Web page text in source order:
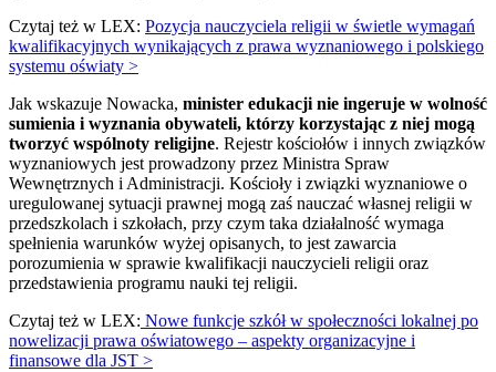
Czytaj też w LEX: Pozycja nauczyciela religii w świetle wymagań
kwalifikacyjnych wynikających z prawa wyznaniowego i polskiego
systemu oświaty >
Jak wskazuje Nowacka, minister edukacji nie ingeruje w wolność
sumienia i wyznania obywateli, którzy korzystając z niej mogą
tworzyć wspólnoty religijne. Rejestr kościołów i innych związków
wyznaniowych jest prowadzony przez Ministra Spraw
Wewnętrznych i Administracji. Kościoły i związki wyznaniowe o
uregulowanej sytuacji prawnej mogą zaś nauczać własnej religii w
przedszkolach i szkołach, przy czym taka działalność wymaga
spełnienia warunków wyżej opisanych, to jest zawarcia
porozumienia w sprawie kwalifikacji nauczycieli religii oraz
przedstawienia programu nauki tej religii.
Czytaj też w LEX: Nowe funkcje szkół w społeczności lokalnej po
nowelizacji prawa oświatowego – aspekty organizacyjne i
finansowe dla JST >